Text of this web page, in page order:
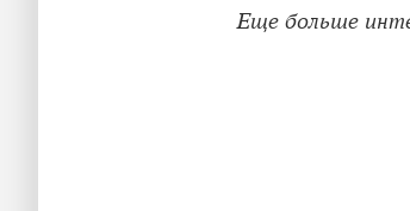
Еще больше